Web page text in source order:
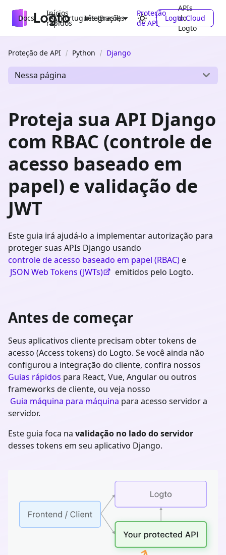
Docs
Inícios
rápidos
Integrações
Proteção
de API
APIs
do
Logto
Português (Brasil) Logto Cloud
Proteção de API Python Django
Nessa página
Proteja sua API Django
com RBAC (controle de
acesso baseado em
papel) e validação de
JWT
Este guia irá ajudá-lo a implementar autorização para
proteger suas APIs Django usando
controle de acesso baseado em papel (RBAC) e
JSON Web Tokens (JWTs)
emitidos pelo Logto.
Antes de começar
Seus aplicativos cliente precisam obter tokens de
acesso (Access tokens) do Logto. Se você ainda não
configurou a integração do cliente, confira nossos
Guias rápidos para React, Vue, Angular ou outros
frameworks de cliente, ou veja nosso
Guia máquina para máquina para acesso servidor a
servidor.
Este guia foca na validação no lado do servidor
desses tokens em seu aplicativo Django.